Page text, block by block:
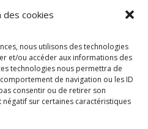
des cookies
nous utilisons des technologies
et/ou accéder aux informations des
technologies nous permettra de
de navigation ou les ID
consentir ou de retirer son
sur certaines caractéristiques